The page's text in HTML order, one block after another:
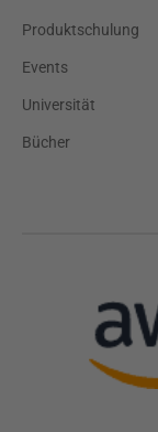
Produktschulung
Events
Universität
Bücher